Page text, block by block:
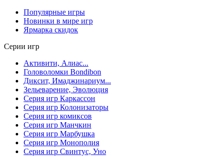
Популярные игры
Новинки в мире игр
Ярмарка скидок
Серии игр
Активити, Алиас...
Головоломки Bondibon
Диксит, Имаджинариум...
Зельеварение, Эволюция
Серия игр Каркассон
Серия игр Колонизаторы
Серия игр комиксов
Серия игр Манчкин
Серия игр Марбушка
Серия игр Монополия
Серия игр Свинтус, Уно